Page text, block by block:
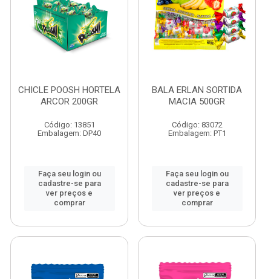
CHICLE POOSH HORTELA
ARCOR 200GR
Código: 13851
Embalagem: DP40
Faça seu login ou
cadastre-se para
ver preços e
comprar
BALA ERLAN SORTIDA
MACIA 500GR
Código: 83072
Embalagem: PT1
Faça seu login ou
cadastre-se para
ver preços e
comprar